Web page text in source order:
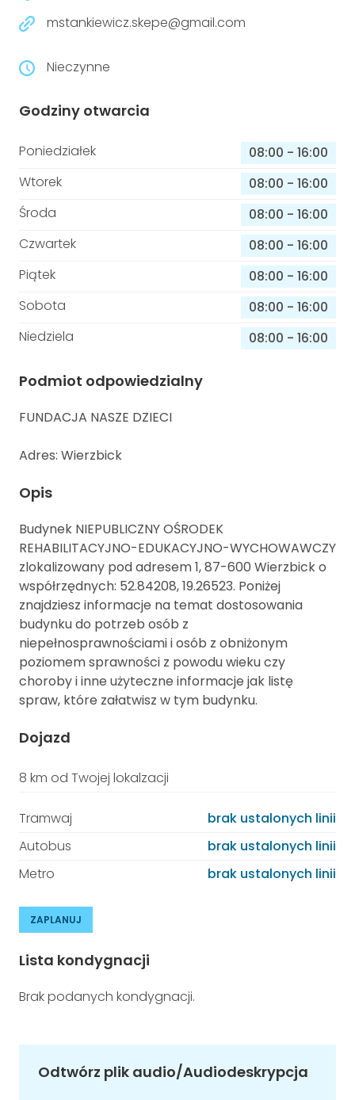
niepełnosprawnościami
Urządzenia IoT
mstankiewicz.skepe@gmail.com
Nieczynne
Godziny otwarcia
Poniedziałek 08:00 - 16:00
Wtorek
08:00 - 16:00
Środa
08:00 - 16:00
Czwartek
08:00 - 16:00
Piątek
08:00 - 16:00
Sobota
08:00 - 16:00
Niedziela
08:00 - 16:00
Podmiot odpowiedzialny
FUNDACJA NASZE DZIECI
Adres: Wierzbick
Opis
Budynek NIEPUBLICZNY OŚRODEK
REHABILITACYJNO-EDUKACYJNO-WYCHOWAWCZY
zlokalizowany pod adresem 1, 87-600 Wierzbick o
współrzędnych: 52.84208, 19.26523. Poniżej
znajdziesz informacje na temat dostosowania
budynku do potrzeb osób z
niepełnosprawnościami i osób z obniżonym
poziomem sprawności z powodu wieku czy
choroby i inne użyteczne informacje jak listę
spraw, które załatwisz w tym budynku.
Dojazd
8 km od Twojej lokalzacji
Tramwaj
brak ustalonych linii
Autobus
brak ustalonych linii
Metro
brak ustalonych linii
ZAPLANUJ
Lista kondygnacji
Brak podanych kondygnacji.
Odtwórz plik audio/Audiodeskrypcja